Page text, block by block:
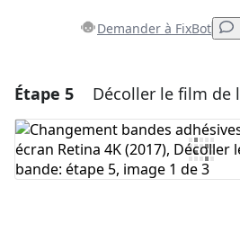
Demander à FixBot
Ajouter un
Ajouter un commentaire
Étape 5 Décoller le film de